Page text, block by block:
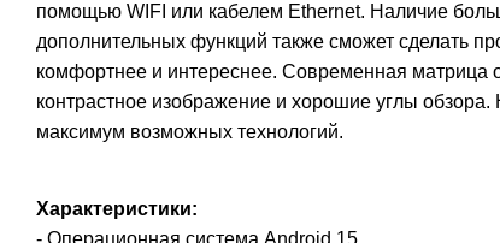
помощью WIFI или кабелем Ethernet. Наличие
дополнительных функций также сможет сделать
комфортнее и интереснее. Современная матрица
контрастное изображение и хорошие углы
максимум возможных технологий.
Характеристики:
- Операционная система Android 15